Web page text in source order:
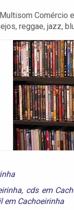
Comércio
reggae, jazz,
, cds em
em Cachoeirinha